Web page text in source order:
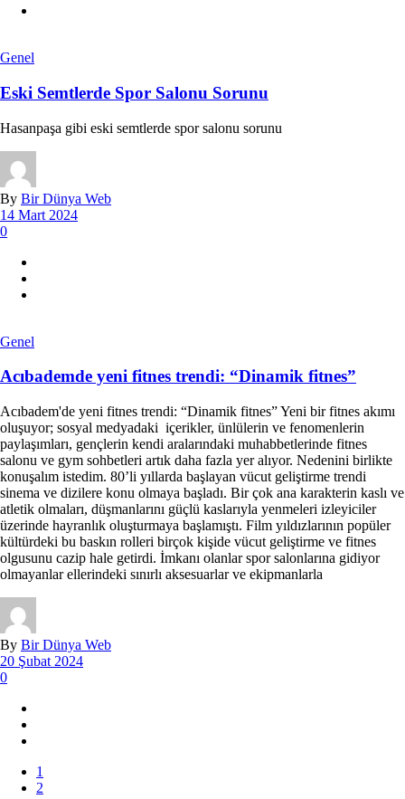
Genel
Eski Semtlerde Spor Salonu Sorunu
Hasanpaşa gibi eski semtlerde spor salonu sorunu
By Bir Dünya Web
14 Mart 2024
0
Genel
Acıbademde yeni fitnes trendi: “Dinamik fitnes”
Acıbadem'de yeni fitnes trendi: “Dinamik fitnes” Yeni bir fitnes akımı
oluşuyor; sosyal medyadaki içerikler, ünlülerin ve fenomenlerin
paylaşımları, gençlerin kendi aralarındaki muhabbetlerinde fitnes
salonu ve gym sohbetleri artık daha fazla yer alıyor. Nedenini birlikte
konuşalım istedim. 80’li yıllarda başlayan vücut geliştirme trendi
sinema ve dizilere konu olmaya başladı. Bir çok ana karakterin kaslı ve
atletik olmaları, düşmanlarını güçlü kaslarıyla yenmeleri izleyiciler
üzerinde hayranlık oluşturmaya başlamıştı. Film yıldızlarının popüler
kültürdeki bu baskın rolleri birçok kişide vücut geliştirme ve fitnes
olgusunu cazip hale getirdi. İmkanı olanlar spor salonlarına gidiyor
olmayanlar ellerindeki sınırlı aksesuarlar ve ekipmanlarla
By Bir Dünya Web
20 Şubat 2024
0
1
2